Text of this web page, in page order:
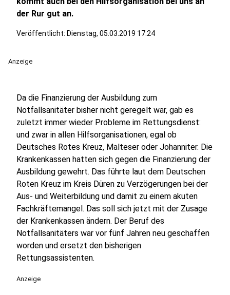
der Rur gut an.
Veröffentlicht: Dienstag, 05.03.2019 17:24
Anzeige
Da die Finanzierung der Ausbildung zum
Notfallsanitäter bisher nicht geregelt war, gab es
zuletzt immer wieder Probleme im Rettungsdienst:
und zwar in allen Hilfsorganisationen, egal ob
Deutsches Rotes Kreuz, Malteser oder Johanniter. Die
Krankenkassen hatten sich gegen die Finanzierung der
Ausbildung gewehrt. Das führte laut dem Deutschen
Roten Kreuz im Kreis Düren zu Verzögerungen bei der
Aus- und Weiterbildung und damit zu einem akuten
Fachkräftemangel. Das soll sich jetzt mit der Zusage
der Krankenkassen ändern. Der Beruf des
Notfallsanitäters war vor fünf Jahren neu geschaffen
worden und ersetzt den bisherigen
Rettungsassistenten.
Anzeige